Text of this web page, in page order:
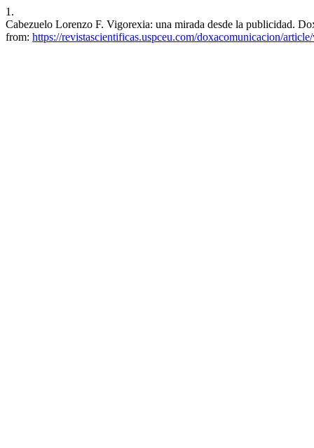
1.
Cabezuelo Lorenzo F. Vigorexia: una mirada desde la publicidad.
from: https://revistascientificas.uspceu.com/doxacomunicacion/